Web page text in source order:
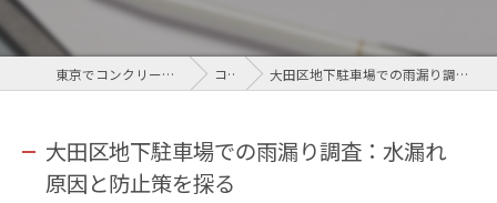
東京でコンクリートなら株式会社LIFIX コラム 大田区地下駐車場での雨漏り調査：水漏れ原因と防止策を探る
大田区地下駐車場での雨漏り調査：水漏れ
原因と防止策を探る